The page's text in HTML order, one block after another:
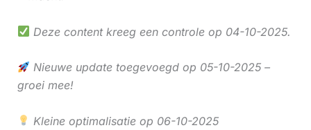
Deze content kreeg een controle op 04-10-2025.
Nieuwe update toegevoegd op 05-10-2025 –
groei mee!
Kleine optimalisatie op 06-10-2025